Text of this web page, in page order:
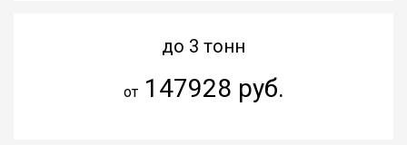
до 3 тонн
от147928 руб.